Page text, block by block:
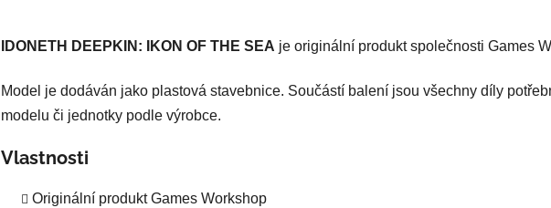
IDONETH DEEPKIN: IKON OF THE SEA je originální produkt společnosti Games
Model je dodáván jako plastová stavebnice. Součástí balení jsou všechny díly
modelu či jednotky podle výrobce.
Vlastnosti
Originální produkt Games Workshop